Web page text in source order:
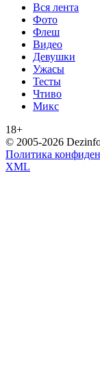
Вся лента
Фото
Флеш
Видео
Девушки
Ужасы
Тесты
Чтиво
Микс
18+
© 2005-2026
Политика
XML